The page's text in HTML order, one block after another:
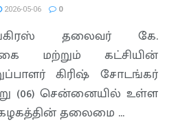
2026-05-06 0
தலைவர் கே.
மற்றும் கட்சியின்
கிரிஷ் சோடங்கர்
(06) சென்னையில் உள்ள
தலைமை ...